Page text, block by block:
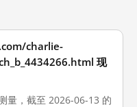
charlie-
现
量，截至 2026-06-13 的